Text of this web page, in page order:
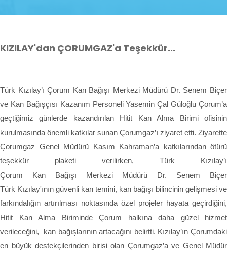
KIZILAY'dan ÇORUMGAZ'a Teşekkür...
Türk Kızılay’ı Çorum Kan Bağışı Merkezi Müdürü Dr. Senem Biçer
ve Kan Bağışçısı Kazanım Personeli Yasemin Çal Güloğlu Çorum’a
geçtiğimiz günlerde kazandırılan Hitit Kan Alma Birimi ofisinin
kurulmasında önemli katkılar sunan Çorumgaz’ı ziyaret etti. Ziyarette
Çorumgaz Genel Müdürü Kasım Kahraman’a katkılarından ötürü
teşekkür plaketi verilirken, Türk Kızılay’ı
Çorum Kan Bağışı Merkezi Müdürü Dr. Senem Biçer
Türk Kızılay'ının güvenli kan temini, kan bağışı bilincinin gelişmesi ve
farkındalığın artırılması noktasında özel projeler hayata geçirdiğini,
Hitit Kan Alma Biriminde Çorum halkına daha güzel hizmet
verileceğini, kan bağışlarının artacağını belirtti. Kızılay’ın Çorumdaki
en büyük destekçilerinden birisi olan Çorumgaz’a ve Genel Müdür